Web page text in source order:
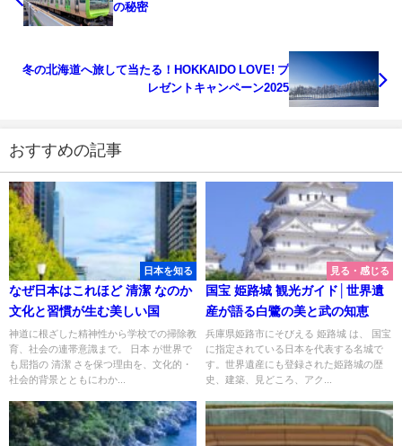
の秘密
冬の北海道へ旅して当たる！HOKKAIDO LOVE! プ
レゼントキャンペーン2025
おすすめの記事
日本を知る
なぜ日本はこれほど 清潔 なのか
文化と習慣が生む美しい国
神道に根ざした精神性から学校での掃除教
育、社会の連帯意識まで。 日本 が世界で
も屈指の 清潔 さを保つ理由を、文化的・
社会的背景とともにわか...
見る・感じる
国宝 姫路城 観光ガイド│世界遺
産が語る白鷺の美と武の知恵
兵庫県姫路市にそびえる 姫路城 は、 国宝
に指定されている日本を代表する名城で
す。世界遺産にも登録された姫路城の歴
史、建築、見どころ、アク...